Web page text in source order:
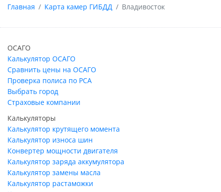
Главная Карта камер ГИБДД Владивосток
ОСАГО
Калькулятор ОСАГО
Сравнить цены на ОСАГО
Проверка полиса по РСА
Выбрать город
Страховые компании
Калькуляторы
Калькулятор крутящего момента
Калькулятор износа шин
Конвертер мощности двигателя
Калькулятор заряда аккумулятора
Калькулятор замены масла
Калькулятор растаможки